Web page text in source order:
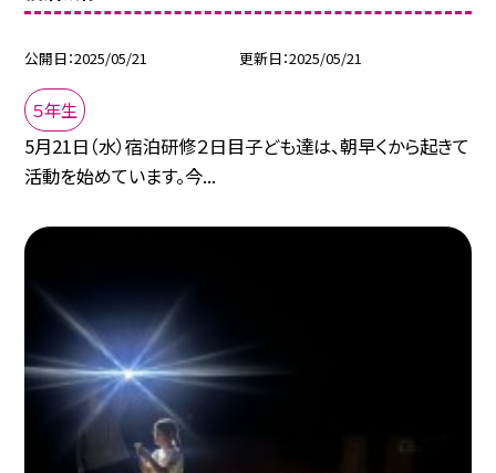
公開日 2025/05/21 更新日 2025/05/21
５年生
5月21日（水）宿泊研修２日目子ども達は、朝早くから起きて
活動を始めています。今...